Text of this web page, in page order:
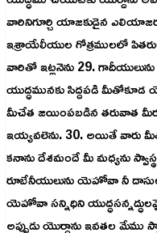
వారినిగూర్చి యాజకుడైన
ఇశ్రాయేలీయుల గోత్రములలో
వారితో ఇట్లనెను 29.
యుద్ధమునకు సిద్దపడి
మీచేత జయింపబడిన తరువాత
ఇయ్యవలెను. 30. అయితే వారు
కనాను దేశమందే మీ మధ్యను
రూబేనీయులును యెహోవా నీ
యెహోవా సన్నిధిని
అప్పుడు యొర్దాను ఇవతల మేము